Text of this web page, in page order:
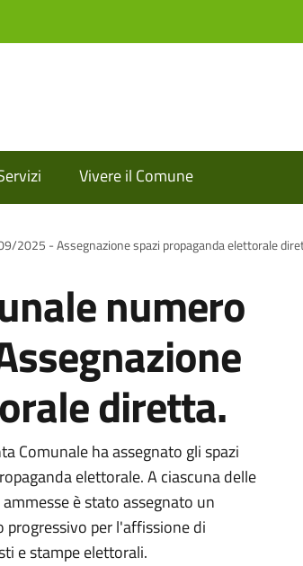
Vivere il Comune
2025 - Assegnazione spazi propaganda elettorale
numero
diretta.
Comunale ha assegnato gli spazi
elettorale. A ciascuna delle
è stato assegnato un
progressivo per l'affissione di
e stampe elettorali.